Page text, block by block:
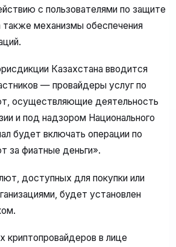
с пользователями по защите
также механизмы обеспечения
Казахстана вводится
— провайдеры услуг по
осуществляющие деятельность
и под надзором Национального
будет включать операции по
за фиатные деньги».
доступных для покупки или
будет установлен
криптопровайдеров в лице